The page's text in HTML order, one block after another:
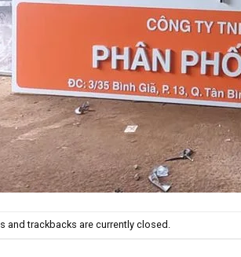
and trackbacks are currently closed.